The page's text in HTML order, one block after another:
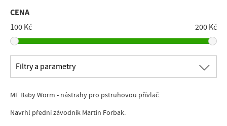
CENA
100 Kč
200 Kč
Filtry a parametry ∟
MF Baby Worm - nástrahy pro pstruhovou přívlač.
Navrhl přední závodník Martin Forbak.